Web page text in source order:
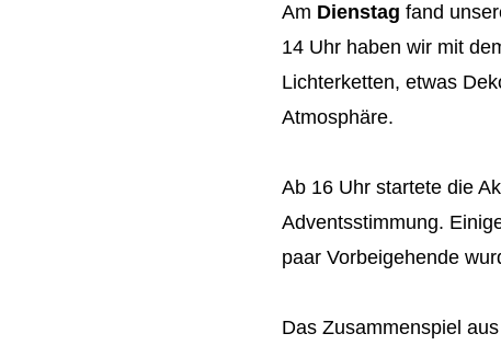
Am Dienstag fand
14 Uhr haben wir mit
Lichterketten, etwas
Atmosphäre.
Ab 16 Uhr startete die
Adventsstimmung.
paar Vorbeigehende
Das Zusammenspiel